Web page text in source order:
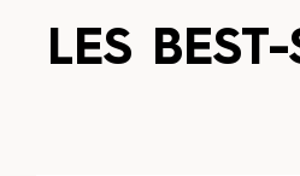
LES BEST-